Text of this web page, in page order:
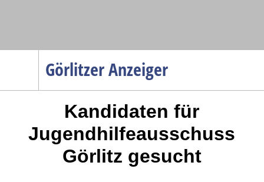
Görlitzer Anzeiger
Gesellschaft
Kandidaten für
Jugendhilfeausschuss
Görlitz gesucht